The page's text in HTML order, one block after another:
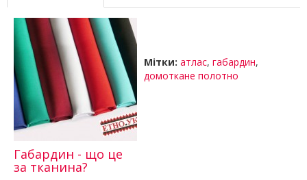
Габардин - що це
за тканина?
Мітки: атлас, габардин,
домоткане полотно